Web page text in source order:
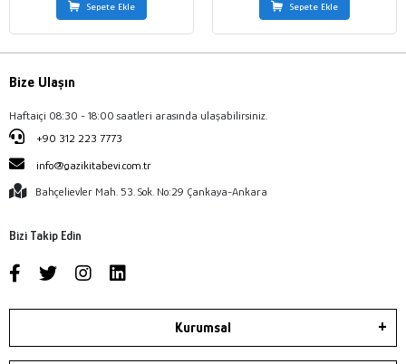
Sepete Ekle Sepete Ekle
Bize Ulaşın
Haftaiçi 08:30 - 18:00 saatleri arasında ulaşabilirsiniz.
+90 312 223 7773
info@gazikitabevi.com.tr
Bahçelievler Mah. 53. Sok. No:29 Çankaya-Ankara
Bizi Takip Edin
Kurumsal